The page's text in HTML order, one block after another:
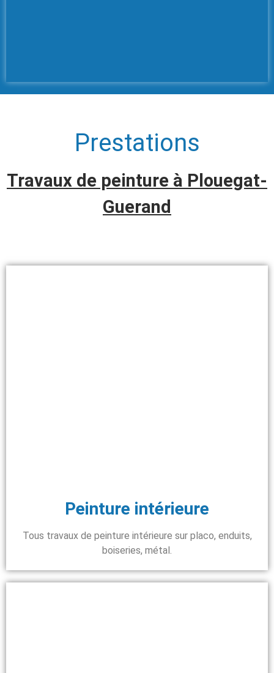
Prestations
Travaux de peinture à Plouegat-
Guerand
Peinture intérieure
Tous travaux de peinture intérieure sur placo, enduits,
boiseries, métal.